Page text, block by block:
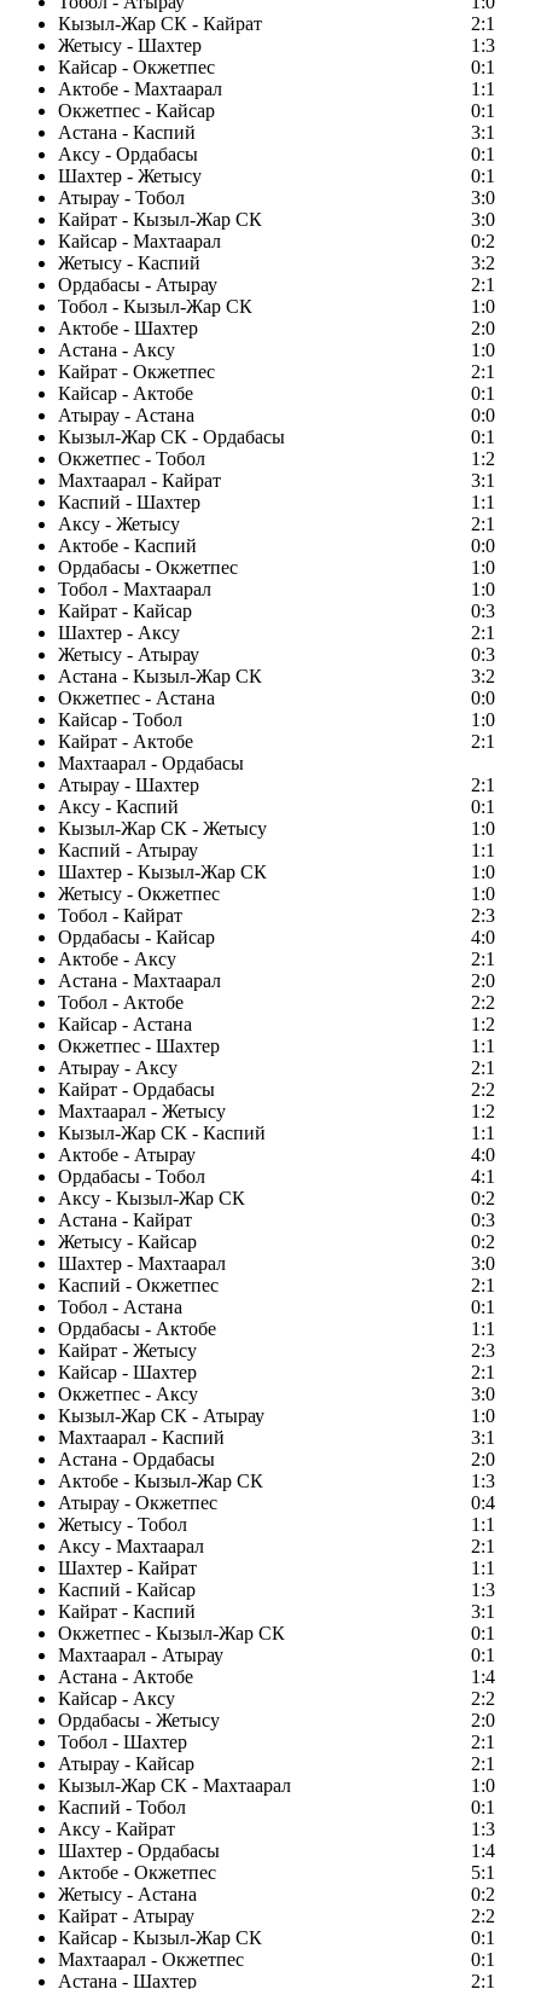
Кызыл-Жар СК - Кайрат
2:1
Жетысу - Шахтер
1:3
Кайсар - Окжетпес
0:1
Актобе - Махтаарал
1:1
Окжетпес - Кайсар
0:1
Астана - Каспий
3:1
Аксу - Ордабасы
0:1
Шахтер - Жетысу
0:1
Атырау - Тобол
3:0
Кайрат - Кызыл-Жар СК
3:0
Кайсар - Махтаарал
0:2
Жетысу - Каспий
3:2
Ордабасы - Атырау
2:1
Тобол - Кызыл-Жар СК
1:0
Актобе - Шахтер
2:0
Астана - Аксу
1:0
Кайрат - Окжетпес
2:1
Кайсар - Актобе
0:1
Атырау - Астана
0:0
Кызыл-Жар СК - Ордабасы
0:1
Окжетпес - Тобол
1:2
Махтаарал - Кайрат
3:1
Каспий - Шахтер
1:1
Аксу - Жетысу
2:1
Актобе - Каспий
0:0
Ордабасы - Окжетпес
1:0
Тобол - Махтаарал
1:0
Кайрат - Кайсар
0:3
Шахтер - Аксу
2:1
Жетысу - Атырау
0:3
Астана - Кызыл-Жар СК
3:2
Окжетпес - Астана
0:0
Кайсар - Тобол
1:0
Кайрат - Актобе
2:1
Махтаарал - Ордабасы
Атырау - Шахтер
2:1
Аксу - Каспий
0:1
Кызыл-Жар СК - Жетысу
1:0
Каспий - Атырау
1:1
Шахтер - Кызыл-Жар СК
1:0
Жетысу - Окжетпес
1:0
Тобол - Кайрат
2:3
Ордабасы - Кайсар
4:0
Актобе - Аксу
2:1
Астана - Махтаарал
2:0
Тобол - Актобе
2:2
Кайсар - Астана
1:2
Окжетпес - Шахтер
1:1
Атырау - Аксу
2:1
Кайрат - Ордабасы
2:2
Махтаарал - Жетысу
1:2
Кызыл-Жар СК - Каспий
1:1
Актобе - Атырау
4:0
Ордабасы - Тобол
4:1
Аксу - Кызыл-Жар СК
0:2
Астана - Кайрат
0:3
Жетысу - Кайсар
0:2
Шахтер - Махтаарал
3:0
Каспий - Окжетпес
2:1
Тобол - Астана
0:1
Ордабасы - Актобе
1:1
Кайрат - Жетысу
2:3
Кайсар - Шахтер
2:1
Окжетпес - Аксу
3:0
Кызыл-Жар СК - Атырау
1:0
Махтаарал - Каспий
3:1
Астана - Ордабасы
2:0
Актобе - Кызыл-Жар СК
1:3
Атырау - Окжетпес
0:4
Жетысу - Тобол
1:1
Аксу - Махтаарал
2:1
Шахтер - Кайрат
1:1
Каспий - Кайсар
1:3
Кайрат - Каспий
3:1
Окжетпес - Кызыл-Жар СК
0:1
Махтаарал - Атырау
0:1
Астана - Актобе
1:4
Кайсар - Аксу
2:2
Ордабасы - Жетысу
2:0
Тобол - Шахтер
2:1
Атырау - Кайсар
2:1
Кызыл-Жар СК - Махтаарал
1:0
Каспий - Тобол
0:1
Аксу - Кайрат
1:3
Шахтер - Ордабасы
1:4
Актобе - Окжетпес
5:1
Жетысу - Астана
0:2
Кайрат - Атырау
2:2
Кайсар - Кызыл-Жар СК
0:1
Махтаарал - Окжетпес
0:1
Астана - Шахтер
2:1